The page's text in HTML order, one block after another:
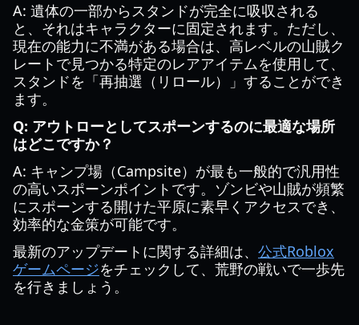
A: 遺体の一部からスタンドが完全に吸収される
と、それはキャラクターに固定されます。ただし、
現在の能力に不満がある場合は、高レベルの山賊ク
レートで見つかる特定のレアアイテムを使用して、
スタンドを「再抽選（リロール）」することができ
ます。
Q: アウトローとしてスポーンするのに最適な場所
はどこですか？
A: キャンプ場（Campsite）が最も一般的で汎用性
の高いスポーンポイントです。ゾンビや山賊が頻繁
にスポーンする開けた平原に素早くアクセスでき、
効率的な金策が可能です。
最新のアップデートに関する詳細は、 公式Roblox
ゲームページをチェックして、荒野の戦いで一歩先
を行きましょう。